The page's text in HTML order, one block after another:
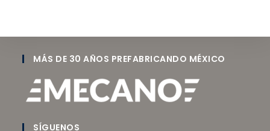
MÁS DE 30 AÑOS PREFABRICANDO MÉXICO
SÍGUENOS